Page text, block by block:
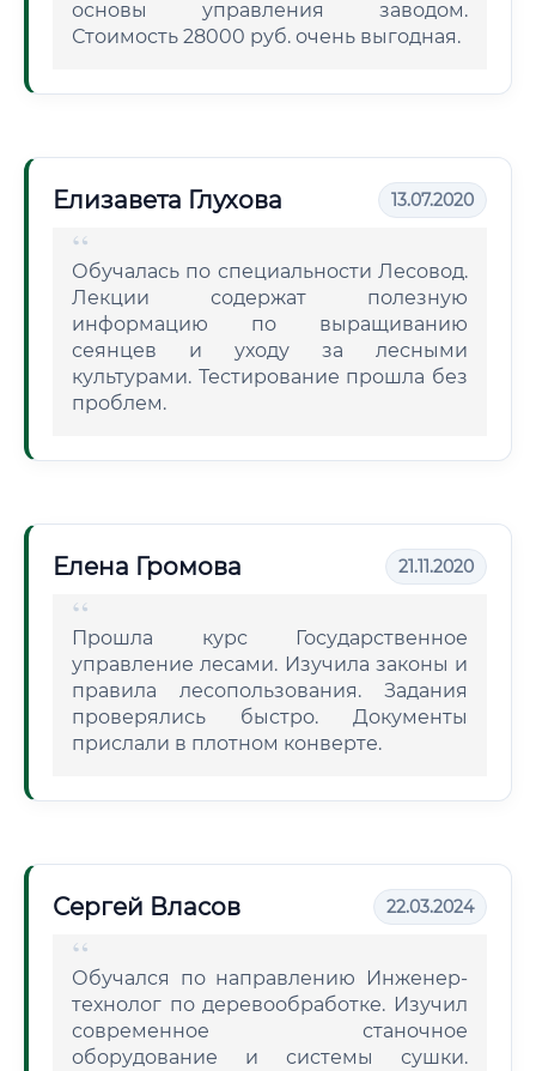
основы управления заводом.
Стоимость 28000 руб. очень выгодная.
Елизавета Глухова 13.07.2020
Обучалась по специальности Лесовод.
Лекции содержат полезную
информацию по выращиванию
сеянцев и уходу за лесными
культурами. Тестирование прошла без
проблем.
Елена Громова 21.11.2020
Прошла курс Государственное
управление лесами. Изучила законы и
правила лесопользования. Задания
проверялись быстро. Документы
прислали в плотном конверте.
Сергей Власов 22.03.2024
Обучался по направлению Инженер-
технолог по деревообработке. Изучил
современное станочное
оборудование и системы сушки.